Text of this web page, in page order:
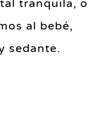
tranquila, o
al bebé,
sedante.